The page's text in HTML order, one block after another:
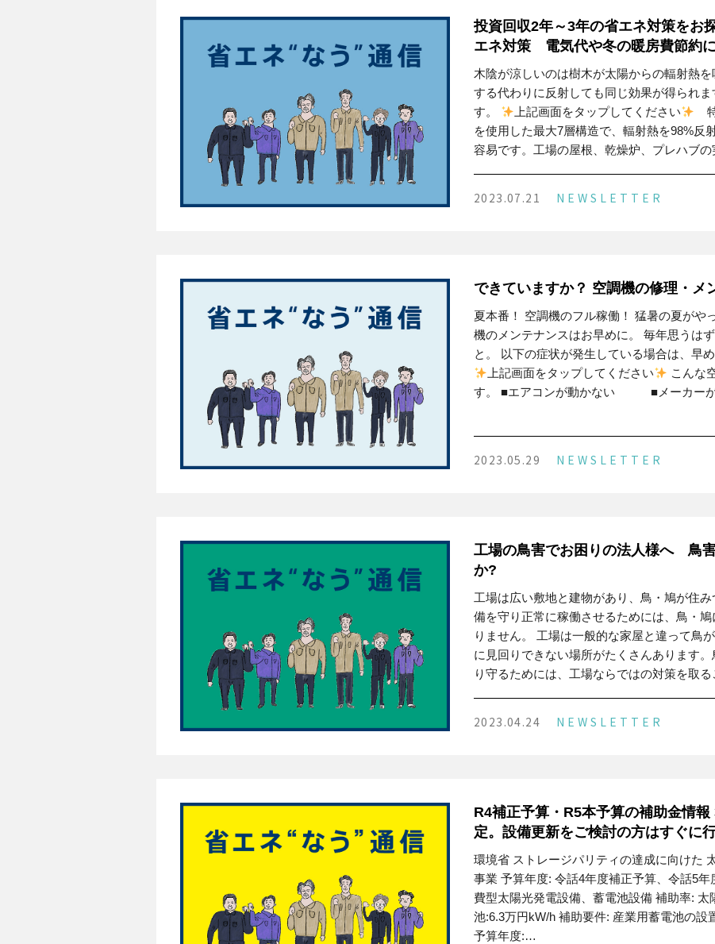
投資回収2年～3年の省エネ対策をお
エネ対策 電気代や冬の暖房費節約
木陰が涼しいのは樹木が太陽からの輻射熱
する代わりに反射しても同じ効果が得られ
す。
上記画面をタップしてください
を使用した最大7層構造で、輻射熱を98%反
容易です。工場の屋根、乾燥炉、プレハブ
2023.07.21 NEWSLETTER
できていますか？ 空調機の修理・メ
夏本番！ 空調機のフル稼働！ 猛暑の夏がや
機のメンテナンスはお早めに。 毎年思うは
と。 以下の症状が発生している場合は、早
上記画面をタップしてください
こんな
す。 ■エアコンが動かない ■メーカー
2023.05.29 NEWSLETTER
工場の鳥害でお困りの法人様へ 鳥
か?
工場は広い敷地と建物があり、鳥・鳩が住
備を守り正常に稼働させるためには、鳥・
りません。 工場は一般的な家屋と違って鳥
に見回りできない場所がたくさんあります
り守るためには、工場ならではの対策を取
2023.04.24 NEWSLETTER
R4補正予算・R5本予算の補助金情
定。設備更新をご検討の方はすぐに
環境省 ストレージパリティの達成に向けた
事業 予算年度: 令話4年度補正予算、令話5
費型太陽光発電設備、蓄電池設備 補助率:
池:6.3万円kW/h 補助要件: 産業用蓄電池の設
予算年度:…